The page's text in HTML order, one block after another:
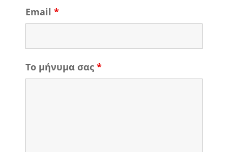
Email *
Το μήνυμα σας *